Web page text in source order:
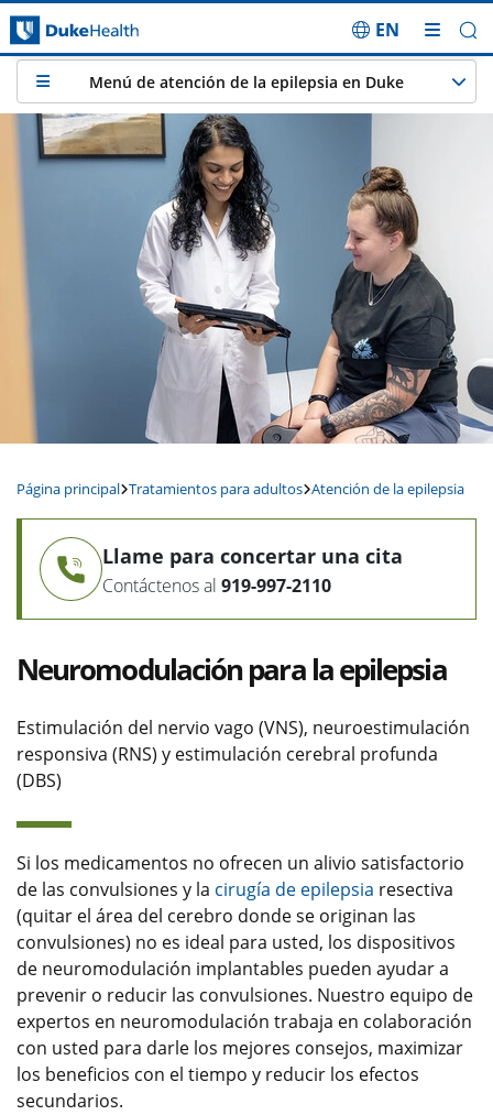
Saltar navegación
EN
Página principal Tratamientos para adultos Atención de la epilepsia
Menú de atención de la epilepsia en Duke
Llame para concertar una cita
Contáctenos al 919-997-2110
Neuromodulación para la epilepsia
Estimulación del nervio vago (VNS), neuroestimulación
responsiva (RNS) y estimulación cerebral profunda
(DBS)
Si los medicamentos no ofrecen un alivio satisfactorio
de las convulsiones y la cirugía de epilepsia resectiva
(quitar el área del cerebro donde se originan las
convulsiones) no es ideal para usted, los dispositivos
de neuromodulación implantables pueden ayudar a
prevenir o reducir las convulsiones. Nuestro equipo de
expertos en neuromodulación trabaja en colaboración
con usted para darle los mejores consejos, maximizar
los beneficios con el tiempo y reducir los efectos
secundarios.